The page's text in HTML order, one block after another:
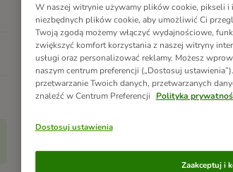
Teraz darmowy zwrot towarów jest jeszcze
Jeśli chcesz zwrócić produkt, zaloguj się do
artykuł/y, kliknij „Szczegóły zamówienia”, a
ekranie lub przekazanymi przez Serwis
Jeśli jesteś niezarejestrowanym klientem lub
Serwisem Obsługi Klienta.
W celu sprawnego zgłoszenia sprawy,
Numer zamówienia / numer klienta
W naszej witrynie używamy plików cookie, pikseli
niezbędnych plików cookie, aby umożliwić Ci
Twoją zgodą możemy włączyć wydajnościowe,
zwiększyć komfort korzystania z naszej witryny
usługi oraz personalizować reklamy. Możesz
naszym centrum preferencji („Dostosuj
przetwarzanie Twoich danych, przetwarzanych
znaleźć w Centrum Preferencji
Polityka
Dostosuj ustawienia
Zaakceptuj i